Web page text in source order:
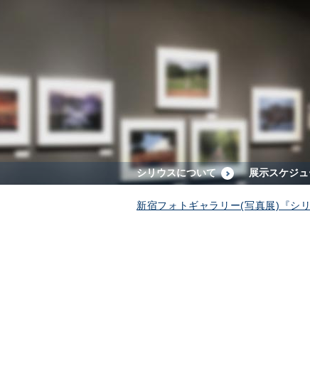
シリウスについて 展示スケジ
新宿フォトギャラリー(写真展)『シ